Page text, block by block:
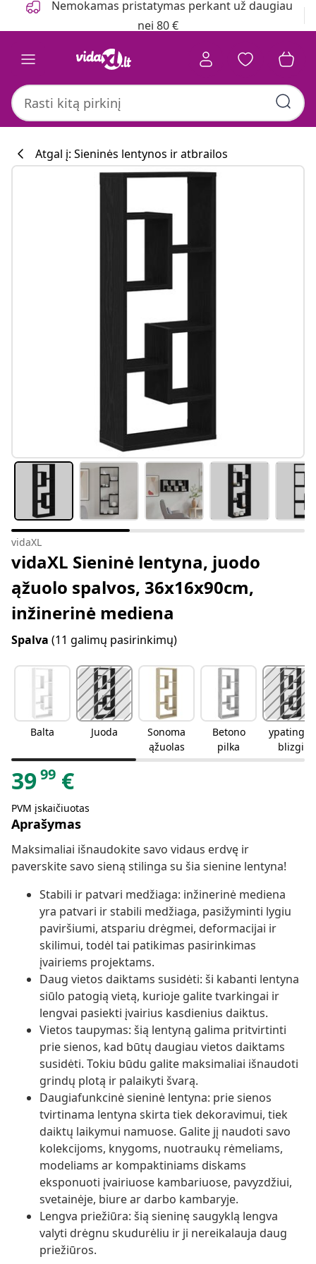
Nemokamas pristatymas perkant už daugiau
nei 80 €
Atgal į: Sieninės lentynos ir atbrailos
vidaXL
vidaXL Sieninė lentyna, juodo
ąžuolo spalvos, 36x16x90cm,
inžinerinė mediena
Spalva (11 galimų pasirinkimų)
Balta Juoda
Sonoma
ąžuolas
Betono
pilka
ypatingai
blizgi
juoda
3999 €
PVM įskaičiuotas
Aprašymas
Maksimaliai išnaudokite savo vidaus erdvę ir
paverskite savo sieną stilinga su šia sienine lentyna!
Stabili ir patvari medžiaga: inžinerinė mediena
yra patvari ir stabili medžiaga, pasižyminti lygiu
paviršiumi, atspariu drėgmei, deformacijai ir
skilimui, todėl tai patikimas pasirinkimas
įvairiems projektams.
Daug vietos daiktams susidėti: ši kabanti lentyna
siūlo patogią vietą, kurioje galite tvarkingai ir
lengvai pasiekti įvairius kasdienius daiktus.
Vietos taupymas: šią lentyną galima pritvirtinti
prie sienos, kad būtų daugiau vietos daiktams
susidėti. Tokiu būdu galite maksimaliai išnaudoti
grindų plotą ir palaikyti švarą.
Daugiafunkcinė sieninė lentyna: prie sienos
tvirtinama lentyna skirta tiek dekoravimui, tiek
daiktų laikymui namuose. Galite jį naudoti savo
kolekcijoms, knygoms, nuotraukų rėmeliams,
modeliams ar kompaktiniams diskams
eksponuoti įvairiuose kambariuose, pavyzdžiui,
svetainėje, biure ar darbo kambaryje.
Lengva priežiūra: šią sieninę saugyklą lengva
valyti drėgnu skudurėliu ir ji nereikalauja daug
priežiūros.